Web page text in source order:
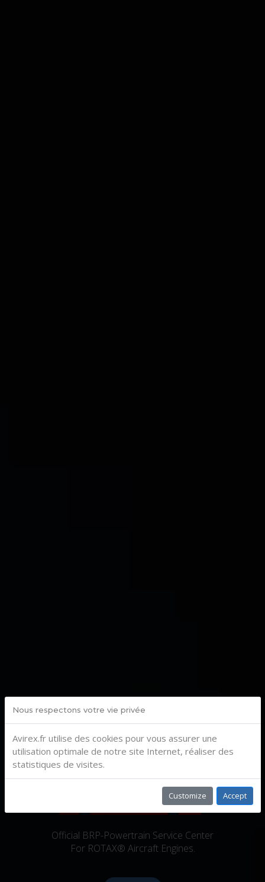
Official BRP-Powertrain Service Center
For ROTAX® Aircraft Engines.
Nous respectons votre vie privée
Avirex.fr utilise des cookies pour vous assurer une
utilisation optimale de notre site Internet, réaliser des
statistiques de visites.
Customize Accept